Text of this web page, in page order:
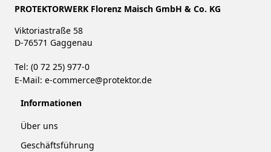
PROTEKTORWERK Florenz Maisch GmbH & Co. KG
Viktoriastraße 58
D-76571 Gaggenau
Tel: (0 72 25) 977-0
E-Mail: e-commerce@protektor.de
Informationen
Über uns
Geschäftsführung